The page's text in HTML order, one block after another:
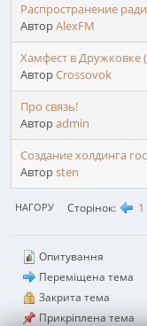
Распространение
АвторAlexFM
​Х​​а​​м​​ф​​е​​с​​т ​в ​Дружковке
АвторCrossovok
Про связь!
Авторadmin
Cоздание холдинга
Авторsten
НАГОРУ Сторінок 1
Опитування
Переміщена тема
Закрита тема
Прикріплена тема